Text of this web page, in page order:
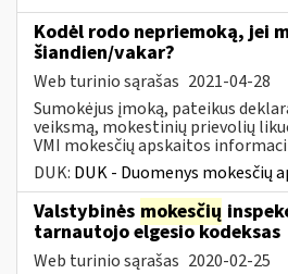
Kodėl rodo nepriemoką, jei
šiandien/vakar?
Web turinio sąrašas 2021-04-28
Sumokėjus įmoką, pateikus
veiksmą, mokestinių prievolių
VMI mokesčių apskaitos
DUK: DUK - Duomenys mokesčių
Valstybinės mokesčių
tarnautojo elgesio kodeksas
Web turinio sąrašas 2020-02-25